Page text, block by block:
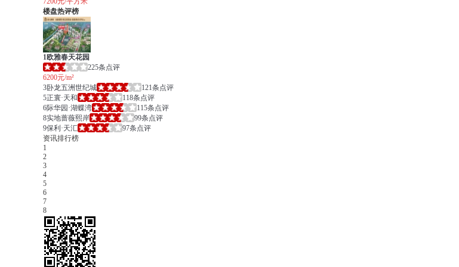
楼盘热评榜
1欧雅春天花园
225条点评
6200元/m²
3卧龙五洲世纪城
121条点评
5正寰·天和
118条点评
6际华园·湖蝶湾
115条点评
8实地蔷薇熙岸
99条点评
9保利·天汇
97条点评
资讯排行榜
1
2
3
4
5
6
7
8